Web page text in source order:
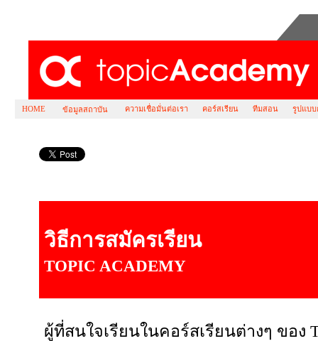
HOME ข้อมูลสถาบัน ความเชื่อมั่นต่อเรา คอร์สเรียน ทีมสอน รูปแบบ
วิธีการสมัครเรียน
TOPIC ACADEMY
ผู้ที่สนใจเรียนในคอร์สเรียนต่างๆ ของ